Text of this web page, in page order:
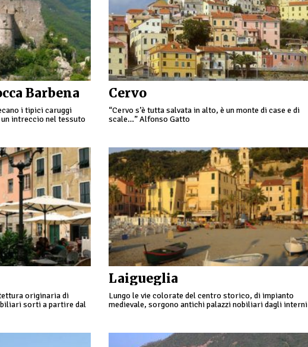
Barbena
i tipici caruggi
intreccio nel tessuto
Cervo
“Cervo s’è tutta salvata in alto, è un monte di case e di
scale…” Alfonso Gatto
originaria di
sorti a partire dal
Laigueglia
Lungo le vie colorate del centro storico, di impianto
medievale, sorgono antichi palazzi nobiliari dagli interni